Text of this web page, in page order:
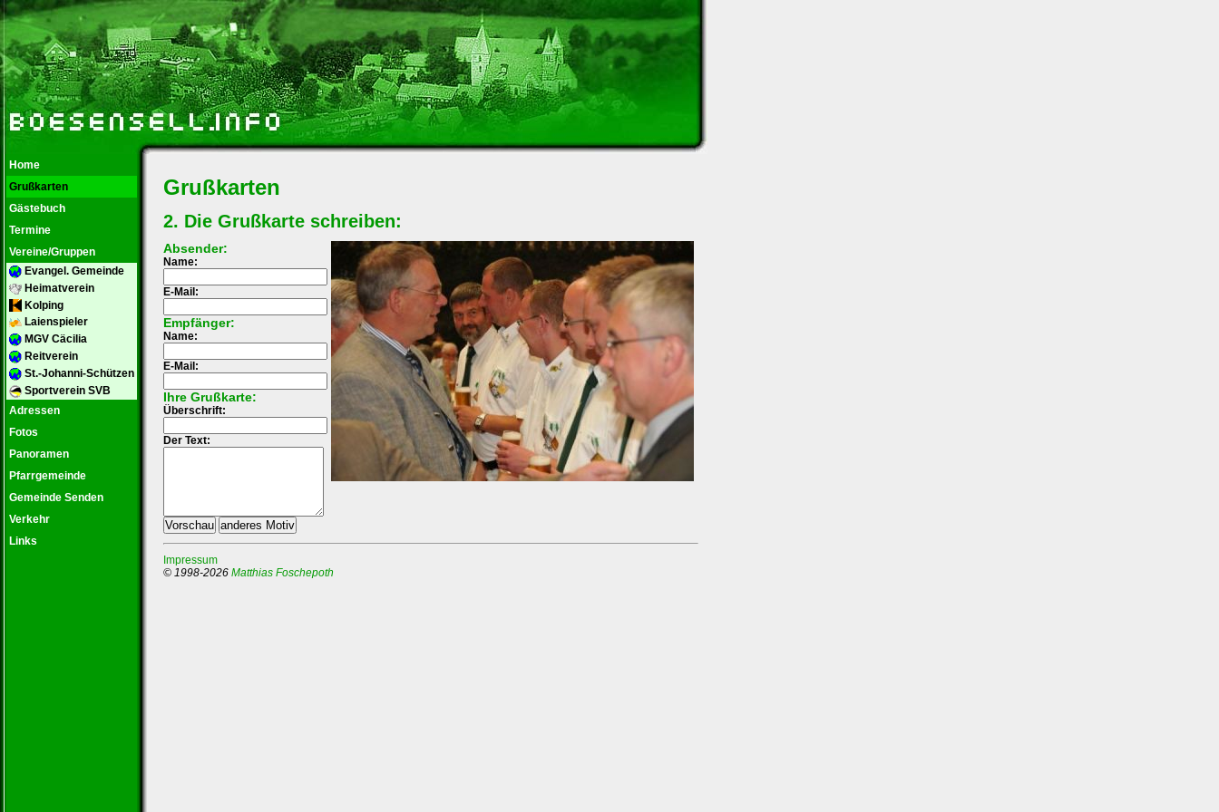
Grußkarten
2. Die Grußkarte schreiben:
Absender:
Name:
E-Mail:
Empfänger:
Name:
E-Mail:
Ihre Grußkarte:
Überschrift:
Der Text:
Impressum
© 1998-2026 Matthias Foschepoth
Home
Grußkarten
Gästebuch
Termine
Vereine/Gruppen
Evangel. Gemeinde
Heimatverein
Kolping
Laienspieler
MGV Cäcilia
Reitverein
St.-Johanni-Schützen
Sportverein SVB
Adressen
Fotos
Panoramen
Pfarrgemeinde
Gemeinde Senden
Verkehr
Links